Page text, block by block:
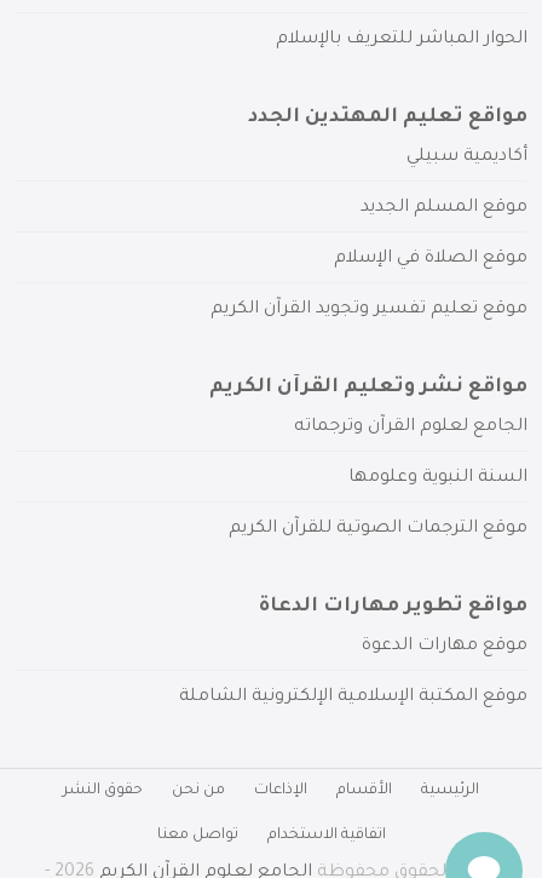
الحوار المباشر للتعريف بالإسلام
مواقع تعليم المهتدين الجدد
أكاديمية سبيلي
موقع المسلم الجديد
موقع الصلاة في الإسلام
موقع تعليم تفسير وتجويد القرآن الكريم
مواقع نشر وتعليم القرآن الكريم
الجامع لعلوم القرآن وترجماته
السنة النبوية وعلومها
موقع الترجمات الصوتية للقرآن الكريم
مواقع تطوير مهارات الدعاة
موقع مهارات الدعوة
موقع المكتبة الإسلامية الإلكترونية الشاملة
الرئيسية الأقسام الإذاعات من نحن حقوق النشر
اتفاقية الاستخدام تواصل معنا
جميع الحقوق محفوظة الجامع لعلوم القرآن الكريم 2026 -